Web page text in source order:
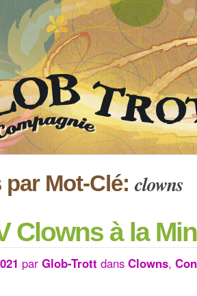
Mot-Clé: clowns
Clowns à la
par Glob-Trott dans Clowns,